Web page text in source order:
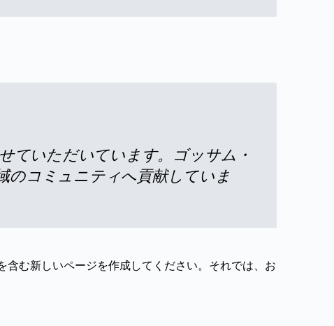
ていただいています。ゴッサム・
のコミュニティへ貢献していま
む新しいページを作成してください。それでは、お